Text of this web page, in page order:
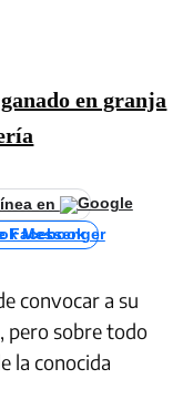
en granja
en
Facebook
convocar a su
pero sobre todo
la conocida